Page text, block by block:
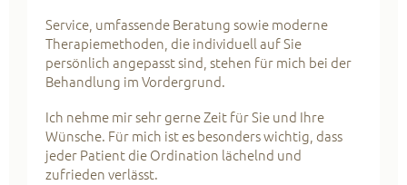
Service, umfassende Beratung sowie moderne
Therapiemethoden, die individuell auf Sie
persönlich angepasst sind, stehen für mich bei der
Behandlung im Vordergrund.
Ich nehme mir sehr gerne Zeit für Sie und Ihre
Wünsche. Für mich ist es besonders wichtig, dass
jeder Patient die Ordination lächelnd und
zufrieden verlässt.